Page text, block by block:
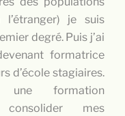
je suis
degré. Puis j’ai
formatrice
d’école stagiaires.
une formation
mes